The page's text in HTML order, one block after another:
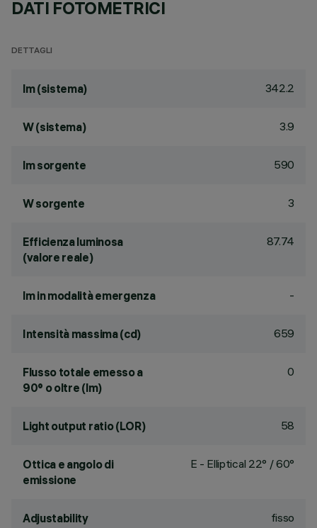
DATI FOTOMETRICI
DETTAGLI
lm (sistema) 342.2
W (sistema) 3.9
lm sorgente 590
W sorgente 3
Efficienza luminosa
(valore reale)
87.74
lm in modalità emergenza -
Intensità massima (cd) 659
Flusso totale emesso a
90° o oltre (lm)
0
Light output ratio (LOR) 58
Ottica e angolo di
emissione
E - Elliptical 22° / 60°
Adjustability fisso